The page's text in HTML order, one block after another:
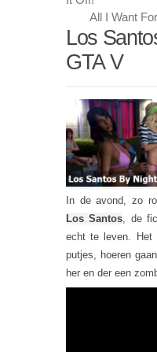
All I Want
Los
GTA V
In de avond, zo
Los Santos, de
echt te leven. Het
putjes, hoeren
her en der een